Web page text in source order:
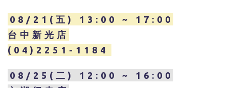
08/21(五) 13:00 ~ 17:00
台中新光店
(04)2251-1184
08/25(二) 12:00 ~ 16:00